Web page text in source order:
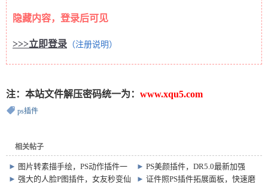
隐藏内容，登录后可见
>>>立即登录 （注册说明）
注：本站文件解压密码统一为： www.xqu5.com
ps插件
相关帖子
► 图片转素描手绘，PS动作插件一
键生成，逼真传神！
►PS美颜插件，DR5.0最新加强
版，一键完成专业级人脸修图
►强大的人脸P图插件，女友秒变仙
►证件照PS插件拓展面板，快速磨